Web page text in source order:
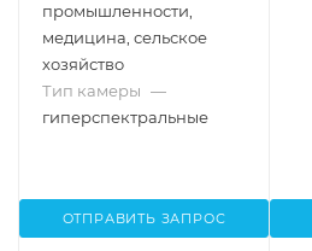
промышленности,
медицина, сельское
хозяйство
Тип камеры —
гиперспектральные
ОТПРАВИТЬ ЗАПРОС